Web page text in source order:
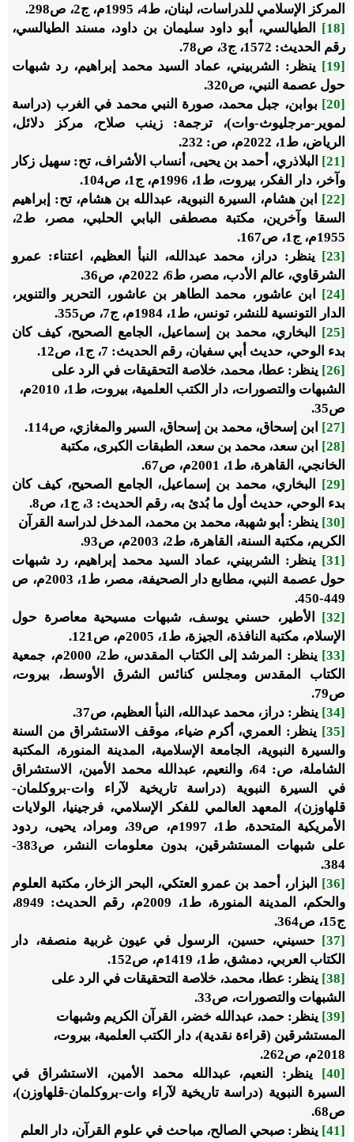
المركز الإسلامي للدراسات، لبنان، ط4، 1995م، ج2، ص298.
[18]
الطيالسي، أبو داود سليمان بن داود، مسند الطيالسي،
رقم الحديث: 1572، ج3، ص78.
[19]
ينظر: الشربيني، عماد السيد محمد إبراهيم، رد شبهات
حول عصمة النبي، ص320.
[20]
بوابن، جبل محمد، صورة النبي محمد في الغرب (دراسة
لموير-مرجليوث-وات)، ترجمة: زينب صلاح، مركز دلائل،
الرياض، ط1، 2022م، ص: 232.
[21]
البلاذري، أحمد بن يحيى، أنساب الأشراف، تح: سهيل زكار
وآخر، دار الفكر، بيروت، ط1، 1996م، ج1، ص104.
[22]
ابن هشام، السيرة النبوية، عبدالله بن هشام، تح: إبراهيم
السقا وآخرين، مكتبة مصطفى البابي الحلبي، مصر، ط2،
1955م، ج1، ص167.
[23]
ينظر: دراز، محمد عبدالله، النبأ العظيم، اعتناء: عمرو
الشرقاوي، عالم الأدب، مصر، ط6، 2022م، ص36.
[24]
ابن عاشور، محمد الطاهر بن عاشور، التحرير والتنوير ،
الدار التونسية للنشر، تونس، ط1، 1984م، ج7، ص355.
[25]
البخاري، محمد بن إسماعيل، الجامع الصحيح، كيف كان
بدء الوحي، حديث أبي سفيان، رقم الحديث: 7، ج1، ص12.
[26]
ينظر: عطا، محمد، خلاصة التحقيقات في الرد على
الشبهات والتصورات
، دار الكتب العلمية، بيروت، ط1، 2010م،
ص35.
[27]
ابن إسحاق، محمد بن إسحاق، السير والمغازي، ص114.
[28]
ابن سعد، محمد بن سعد، الطبقات الكبرى، مكتبة
الخانجي، القاهرة، ط1، 2001م، ص67.
[29]
البخاري، محمد بن إسماعيل، الجامع الصحيح، كيف كان
بدء الوحي، حديث أول ما بُدئ به، رقم الحديث: 3، ج1، ص8.
[30]
ينظر: أبو شهبة، محمد بن محمد، المدخل لدراسة القرآن
الكريم، مكتبة السنة، القاهرة، ط2، 2003م، ص93.
[31]
ينظر: الشربيني، عماد السيد محمد إبراهيم، رد شبهات
حول عصمة النبي
، مطابع دار الصحيفة، مصر، ط1، 2003م، ص
449-450.
[32]
الأطير، حسني يوسف، شبهات مسيحية معاصرة حول
الإسلام، مكتبة النافذة، الجيزة، ط1، 2005م، ص121.
[33]
ينظر: المرشد إلى الكتاب المقدس
، ط2، 2000م، جمعية
الكتاب المقدس ومجلس كنائس الشرق الأوسط، بيروت،
ص79.
[34]
ينظر: دراز، محمد عبدالله، النبأ العظيم، ص37.
[35]
ينظر: العمري، أكرم ضياء،موقف الاستشراق من السنة
والسيرة النبوية، الجامعة الإسلامية، المدينة المنورة، المكتبة
الشاملة، ص: 64، والنعيم، عبدالله محمد الأمين،
الاستشراق
في السيرة النبوية (دراسة تاريخية لآراء وات-بروكلمان-
قلهاوزن)، المعهد العالمي للفكر الإسلامي، فرجينيا، الولايات
الأمريكية المتحدة، ط1، 1997م، ص39، ومراد، يحيى،
ردود
على شبهات المستشرقين
، بدون معلومات النشر، ص383-
384.
[36]
البزار، أحمد بن عمرو العتكي، البحر الزخار ، مكتبة العلوم
والحكم، المدينة المنورة، ط1، 2009م، رقم الحديث: 8949،
ج15، ص364.
[37]
حسيني، حسين، الرسول في عيون غربية منصفة، دار
الكتاب العربي، دمشق، ط1، 1419م، ص152.
[38]
ينظر: عطا، محمد، خلاصة التحقيقات في الرد على
الشبهات والتصورات، ص33.
[39]
ينظر: حمد، عبدالله خضر، القرآن الكريم وشبهات
المستشرقين (قراءة نقدية)، دار الكتب العلمية، بيروت،
2018م، ص262.
[40]
ينظر: النعيم، عبدالله محمد الأمين،
الاستشراق في
السيرة النبوية (دراسة تاريخية لآراء وات-بروكلمان-قلهاوزن)،
ص68.
[41]
ينظر: صبحي الصالح، مباحث في علوم القرآن، دار العلم